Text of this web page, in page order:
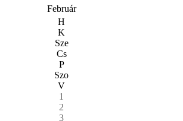
Február
H
K
Sze
Cs
P
Szo
V
1
2
3